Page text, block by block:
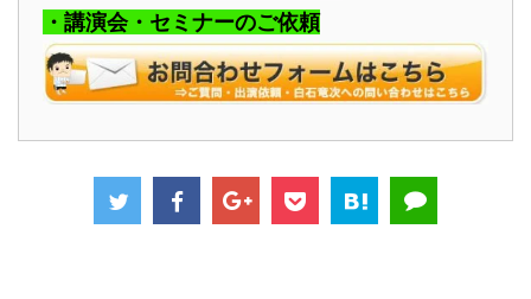
・講演会・セミナーのご依頼